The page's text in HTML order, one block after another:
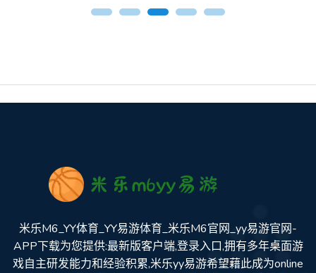
米乐M6_YY体育_YY易游体育_米乐M6官网_yy易游官网-
APP下载为您提供:最新版客户端,登录入口,拥有多年桌面游
戏自主研发能力和经验积累,米乐yy易游希望藉此成为online